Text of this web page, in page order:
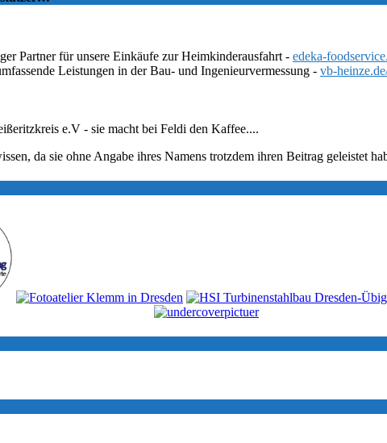
Partner für unsere Einkäufe zur Heimkinderausfahrt - edeka-
Leistungen in der Bau- und Ingenieurvermessung - vb-
e.V - sie macht bei Feldi den Kaffee....
da sie ohne Angabe ihres Namens trotzdem ihren Beitrag geleistet